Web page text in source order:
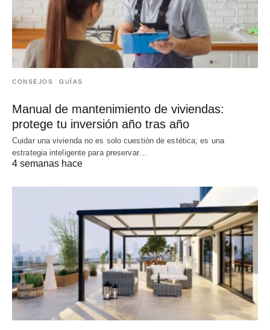
CONSEJOS GUÍAS
Manual de mantenimiento de viviendas:
protege tu inversión año tras año
Cuidar una vivienda no es solo cuestión de estética; es una
estrategia inteligente para preservar…
4 semanas hace